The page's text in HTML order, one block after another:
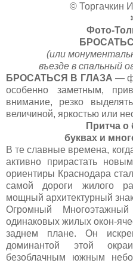
© Торгачкин
Фото-
(или
въезде в спальный
БРОСАТЬСЯ В ГЛАЗА —
особенно заметным,
внимание, резко
величиной, яркостью или
Притча о
буквах и
В те славные времена,
активно прирастать
ориентиры Краснодара
самой дороги жилого
мощный архитектурный
Огромный
одинаковых жилых окон-
заднем плане. Он
доминантой этой
безоблачным южным